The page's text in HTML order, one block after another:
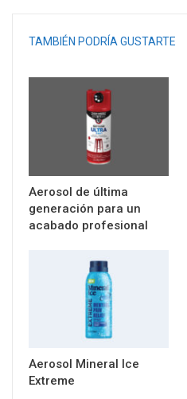
TAMBIÉN PODRÍA GUSTARTE
Aerosol de última
generación para un
acabado profesional
Aerosol Mineral Ice
Extreme